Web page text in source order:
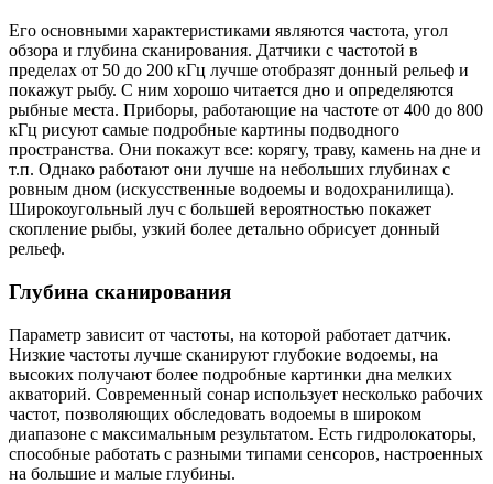
Его основными характеристиками являются частота, угол
обзора и глубина сканирования. Датчики с частотой в
пределах от 50 до 200 кГц лучше отобразят донный рельеф и
покажут рыбу. С ним хорошо читается дно и определяются
рыбные места. Приборы, работающие на частоте от 400 до 800
кГц рисуют самые подробные картины подводного
пространства. Они покажут все: корягу, траву, камень на дне и
т.п. Однако работают они лучше на небольших глубинах с
ровным дном (искусственные водоемы и водохранилища).
Широкоугольный луч с большей вероятностью покажет
скопление рыбы, узкий более детально обрисует донный
рельеф.
Глубина сканирования
Параметр зависит от частоты, на которой работает датчик.
Низкие частоты лучше сканируют глубокие водоемы, на
высоких получают более подробные картинки дна мелких
акваторий. Современный сонар использует несколько рабочих
частот, позволяющих обследовать водоемы в широком
диапазоне с максимальным результатом. Есть гидролокаторы,
способные работать с разными типами сенсоров, настроенных
на большие и малые глубины.